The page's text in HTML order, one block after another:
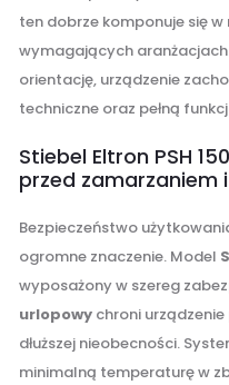
ten dobrze komponuje się
wymagających
orientację, urządzenie
techniczne oraz pełną
Stiebel Eltron PSH
przed zamarzaniem
Bezpieczeństwo
ogromne znaczenie. Model
wyposażony w szereg
urlopowy chroni
dłuższej nieobecności.
minimalną temperaturę w